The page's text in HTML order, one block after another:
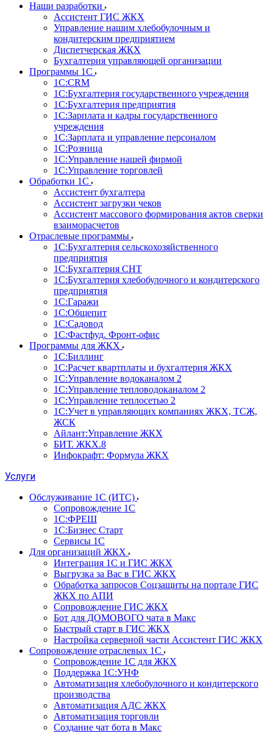
Наши разработки
Ассистент ГИС ЖКХ
Управление нашим хлебобулочным и
кондитерским предприятием
Диспетчерская ЖКХ
Бухгалтерия управляющей организации
Программы 1С
1С:CRM
1С:Бухгалтерия государственного учреждения
1С:Бухгалтерия предприятия
1С:Зарплата и кадры государственного
учреждения
1С:Зарплата и управление персоналом
1С:Розница
1С:Управление нашей фирмой
1С:Управление торговлей
Обработки 1С
Ассистент бухгалтера
Ассистент загрузки чеков
Ассистент массового формирования актов сверки
взаиморасчетов
Отраслевые программы
1С:Бухгалтерия сельскохозяйственного
предприятия
1С:Бухгалтерия СНТ
1С:Бухгалтерия хлебобулочного и кондитерского
предприятия
1С:Гаражи
1С:Общепит
1С:Садовод
1С:Фастфуд. Фронт-офис
Программы для ЖКХ
1С:Биллинг
1С:Расчет квартплаты и бухгалтерия ЖКХ
1С:Управление водоканалом 2
1С:Управление тепловодоканалом 2
1С:Управление теплосетью 2
1С:Учет в управляющих компаниях ЖКХ, ТСЖ,
ЖСК
Айлант:Управление ЖКХ
БИТ. ЖКХ.8
Инфокрафт: Формула ЖКХ
Услуги
Обслуживание 1С (ИТС)
Сопровождение 1С
1С:ФРЕШ
1С:Бизнес Старт
Сервисы 1С
Для организаций ЖКХ
Интеграция 1С и ГИС ЖКХ
Выгрузка за Вас в ГИС ЖКХ
Обработка запросов Соцзащиты на портале ГИС
ЖКХ по АПИ
Сопровождение ГИС ЖКХ
Бот для ДОМОВОГО чата в Макс
Быстрый старт в ГИС ЖКХ
Настройка серверной части Ассистент ГИС ЖКХ
Сопровождение отраслевых 1С
Сопровождение 1С для ЖКХ
Поддержка 1С:УНФ
Автоматизация хлебобулочного и кондитерского
производства
Автоматизация АДС ЖКХ
Автоматизация торговли
Создание чат бота в Макс